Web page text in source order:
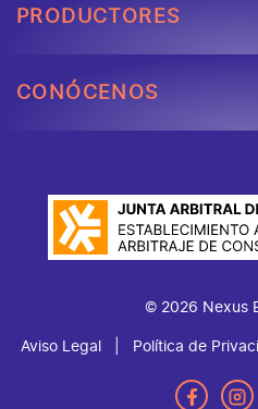
PRODUCTORES
CONÓCENOS
© 2026 Nexus
Aviso Legal
Política de